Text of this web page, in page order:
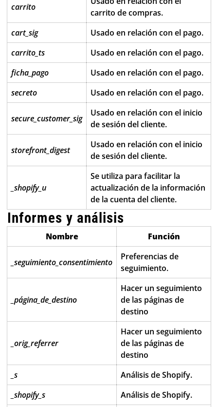
carrito
carrito de compras.
cart_sig
Usado en relación con el pago.
carrito_ts
Usado en relación con el pago.
ficha_pago
Usado en relación con el pago.
secreto
Usado en relación con el pago.
secure_customer_sig
Usado en relación con el inicio
de sesión del cliente.
storefront_digest
Usado en relación con el inicio
de sesión del cliente.
_shopify_u
Se utiliza para facilitar la
actualización de la información
de la cuenta del cliente.
Informes y análisis
Nombre Función
_seguimiento_consentimiento
Preferencias de
seguimiento.
_página_de_destino
Hacer un seguimiento
de las páginas de
destino
_orig_referrer
Hacer un seguimiento
de las páginas de
destino
_s
Análisis de Shopify.
_shopify_s
Análisis de Shopify.